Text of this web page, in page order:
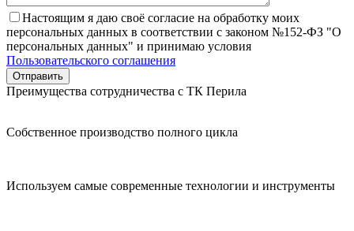
Настоящим я даю своё согласие на обработку моих
персональных данных в соответствии с законом №152-ФЗ "О
персональных данных" и принимаю условия
Пользовательского соглашения
Преимущества сотрудничества с ТК Перила
Собственное производство полного цикла
Используем самые современные технологии и инструменты